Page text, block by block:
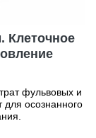
Клеточное
фульвовых и
для осознанного